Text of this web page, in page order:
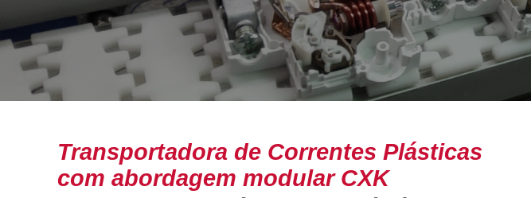
Transportadora de Correntes Plásticas
com abordagem modular CXK